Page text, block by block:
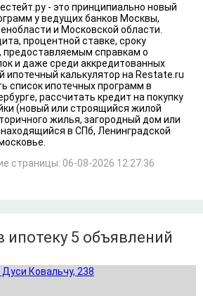
- это принципиально новый
у ведущих банков Москвы,
и Московской области.
процентной ставке, сроку
предоставляемым справкам о
и даже среди аккредитованных
ипотечный калькулятор на Restate.ru
список ипотечных программ в
рассчитать кредит на покупку
(новый или строящийся жилой
жилья, загородный дом или
в СПб, Ленинградской
страницы: 06-08-2026 12:27:36
ипотеку 5 объявлений